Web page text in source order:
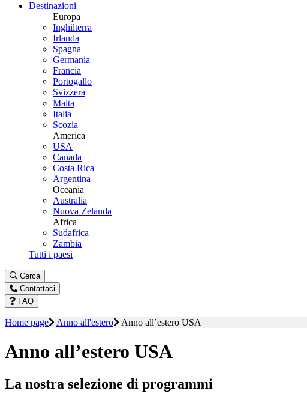
Destinazioni
Europa
Inghilterra
Irlanda
Spagna
Germania
Francia
Portogallo
Svizzera
Malta
Italia
Scozia
America
USA
Canada
Costa Rica
Argentina
Oceania
Australia
Nuova Zelanda
Africa
Sudafrica
Zambia
Tutti i paesi
Cerca
Contattaci
FAQ
Home page Anno all'estero Anno all’estero USA
Anno all’estero USA
La nostra selezione di programmi